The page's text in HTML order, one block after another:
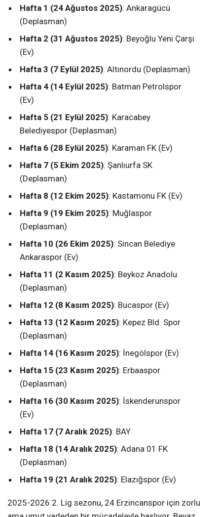
Hafta 1 (24 Ağustos 2025): Ankaragücü
(Deplasman)
Hafta 2 (31 Ağustos 2025): Beyoğlu Yeni Çarşı
(Ev)
Hafta 3 (7 Eylül 2025): Altınordu (Deplasman)
Hafta 4 (14 Eylül 2025): Batman Petrolspor
(Ev)
Hafta 5 (21 Eylül 2025): Karacabey
Belediyespor (Deplasman)
Hafta 6 (28 Eylül 2025): Karaman FK (Ev)
Hafta 7 (5 Ekim 2025): Şanlıurfa SK
(Deplasman)
Hafta 8 (12 Ekim 2025): Kastamonu FK (Ev)
Hafta 9 (19 Ekim 2025): Muğlaspor
(Deplasman)
Hafta 10 (26 Ekim 2025): Sincan Belediye
Ankaraspor (Ev)
Hafta 11 (2 Kasım 2025): Beykoz Anadolu
(Deplasman)
Hafta 12 (8 Kasım 2025): Bucaspor (Ev)
Hafta 13 (12 Kasım 2025): Kepez Bld. Spor
(Deplasman)
Hafta 14 (16 Kasım 2025): İnegölspor (Ev)
Hafta 15 (23 Kasım 2025): Erbaaspor
(Deplasman)
Hafta 16 (30 Kasım 2025): İskenderunspor
(Ev)
Hafta 17 (7 Aralık 2025): BAY
Hafta 18 (14 Aralık 2025): Adana 01 FK
(Deplasman)
Hafta 19 (21 Aralık 2025): Elazığspor (Ev)
2025-2026 2. Lig sezonu, 24 Erzincanspor için zorlu